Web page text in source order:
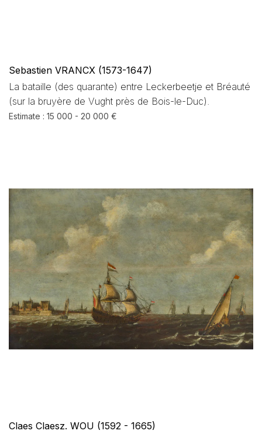
Sebastien VRANCX (1573-1647)
La bataille (des quarante) entre Leckerbeetje et Bréauté
(sur la bruyère de Vught près de Bois-le-Duc).
Estimate : 15 000 - 20 000 €
Claes Claesz. WOU (1592 - 1665)